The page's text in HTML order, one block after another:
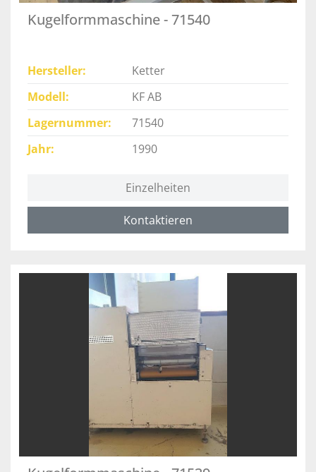
Kugelformmaschine - 71540
Hersteller
Ketter
Modell
KF AB
Lagernummer
71540
Jahr
1990
Einzelheiten
Kontaktieren